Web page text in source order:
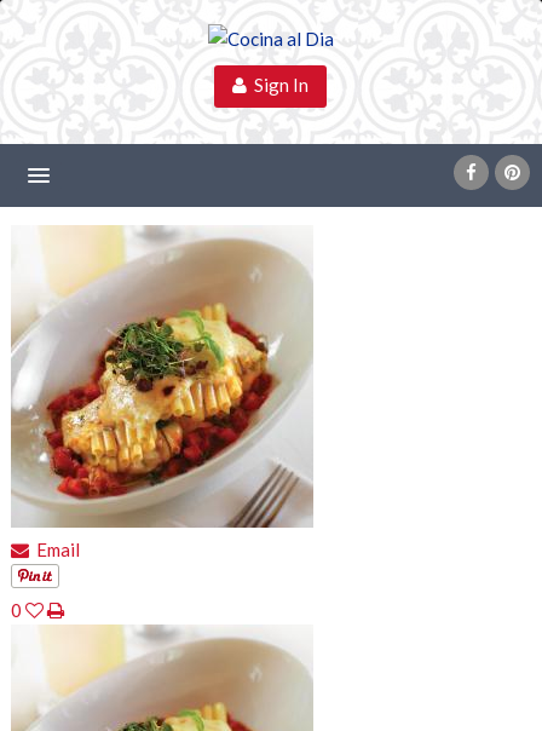
Sign In
Email
0